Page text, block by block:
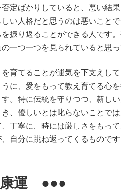
否定ばかりしていると、悪い結
しい人格だと思うのは悪いこと
を振り返ることができる人です
の一つ一つを見られていると思
を育てることが運気を下支えし
うに、愛をもって教え育てる心
す。特に伝統を守りつつ、新し
き、優しいとは叱らないことで
、丁寧に、時には厳しさをもっ
、自分に跳ね返ってくるもので
運 ●●●